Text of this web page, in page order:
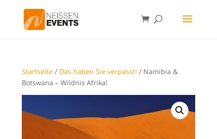
Startseite / Das haben Sie verpasst! / Namibia &
Botswana – Wildnis Afrika!